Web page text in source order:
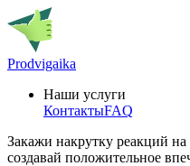
Prodvigaika
Наши услуги
КонтактыFAQ
Закажи накрутку реакций
создавай положительное